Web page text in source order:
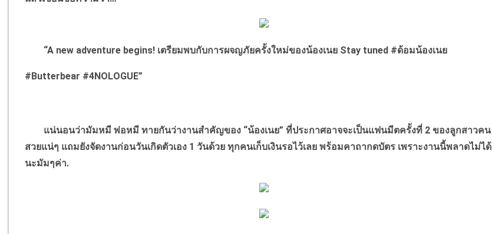
“A new adventure begins! เตรียมพบกับการผจญภัยครั้งใหม่ของน้องเนย Stay tuned #ด้อมน้องเนย
#Butterbear #4NOLOGUE”
แน่นอนว่ามัมหมี พ่อหมี ทายกันว่างานสำคัญของ “น้องเนย” ที่ประกาศอาจจะเป็นแฟนมีตครั้งที่ 2 ของลูกสาวคน
สวยแน่ๆ แถมยังจัดงานก่อนวันเกิดตัวเอง 1 วันด้วย ทุกคนเก็บเงินรอไว้เลย พร้อมคาถากดบัตร เพราะงานนี้พลาดไม่ได้
นะมัมๆค่า.